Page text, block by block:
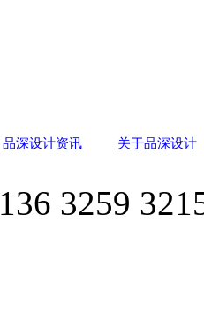
品深设计资讯 关于品深设计
136 3259